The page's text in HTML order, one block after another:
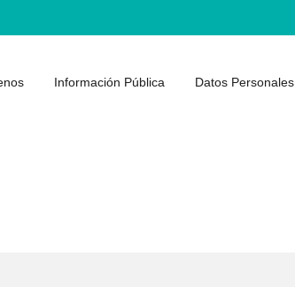
Información Pública Datos Personales